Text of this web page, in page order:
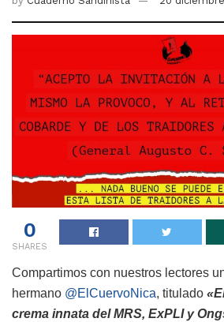
0
SHARES
Compartimos con nuestros lectores
hermano @ElCuervoNica, titulado
crema innata del MRS, ExPLI y